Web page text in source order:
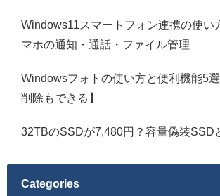
Windows11スマートフォン連携の使い
マホの通知・通話・ファイル管理
Windowsフォトの使い方と便利機能5
削除もできる】
32TBのSSDが7,480円？容量偽装SSD
Categories